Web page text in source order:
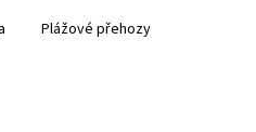
Plážové přehozy